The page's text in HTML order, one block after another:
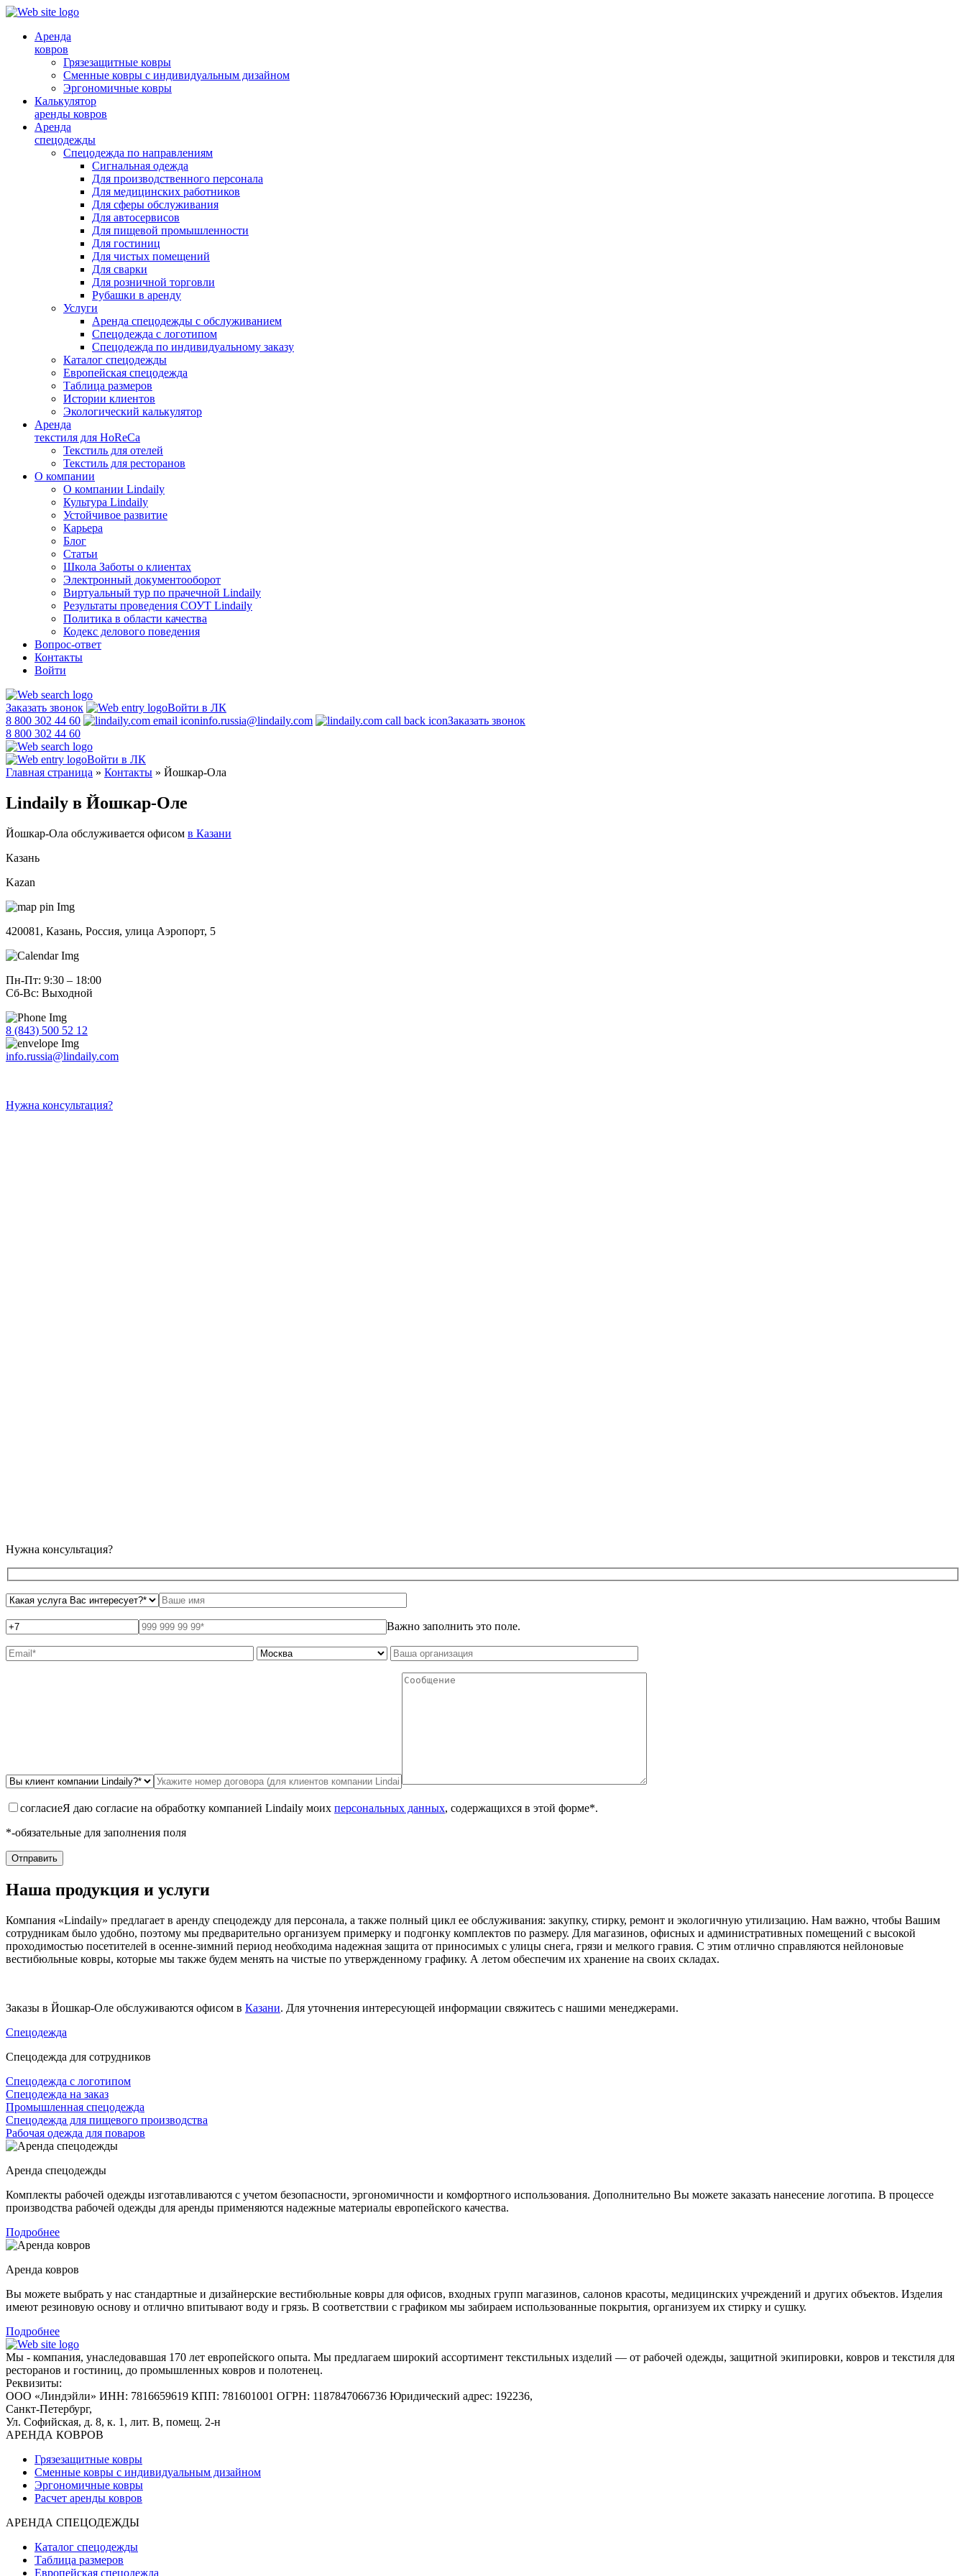
Аренда
ковров
Грязезащитные ковры
Сменные ковры с индивидуальным дизайном
Эргономичные ковры
Калькулятор
аренды ковров
Аренда
спецодежды
Спецодежда по направлениям
Сигнальная одежда
Для производственного персонала
Для медицинских работников
Для сферы обслуживания
Для автосервисов
Для пищевой промышленности
Для гостиниц
Для чистых помещений
Для сварки
Для розничной торговли
Рубашки в аренду
Услуги
Аренда спецодежды с обслуживанием
Спецодежда с логотипом
Спецодежда по индивидуальному заказу
Каталог спецодежды
Европейская спецодежда
Таблица размеров
Истории клиентов
Экологический калькулятор
Аренда
текстиля для HoReCa
Текстиль для отелей
Текстиль для ресторанов
О компании
О компании Lindaily
Культура Lindaily
Устойчивое развитие
Карьера
Блог
Статьи
Школа Заботы о клиентах
Электронный документооборот
Виртуальный тур по прачечной Lindaily
Результаты проведения СОУТ Lindaily
Политика в области качества
Кодекс делового поведения
Вопрос-ответ
Контакты
Войти
Заказать звонок
Войти в ЛК
8 800 302 44 60
info.russia@lindaily.com
Заказать звонок
8 800 302 44 60
Войти в ЛК
Главная страница » Контакты » Йошкар-Ола
Lindaily в Йошкар-Оле
Йошкар-Ола обслуживается офисом в Казани
Казань
Kazan
420081, Казань, Россия, улица Аэропорт, 5
Пн-Пт: 9:30 – 18:00
Сб-Вс: Выходной
8 (843) 500 52 12
info.russia@lindaily.com
Нужна консультация?
Нужна консультация?
Важно заполнить это поле.
согласиеЯ даю согласие на обработку компанией Lindaily моих персональных данных, содержащихся в этой форме*.
*-обязательные для заполнения поля
Наша продукция и услуги
Компания «Lindaily» предлагает в аренду спецодежду для персонала, а также полный цикл ее обслуживания: закупку, стирку, ремонт и экологичную утилизацию. Нам важно, чтобы Вашим
сотрудникам было удобно, поэтому мы предварительно организуем примерку и подгонку комплектов по размеру. Для магазинов, офисных и административных помещений с высокой
проходимостью посетителей в осенне-зимний период необходима надежная защита от приносимых с улицы снега, грязи и мелкого гравия. С этим отлично справляются нейлоновые
вестибюльные ковры, которые мы также будем менять на чистые по утвержденному графику. А летом обеспечим их хранение на своих складах.
Заказы в Йошкар-Оле обслуживаются офисом в Казани. Для уточнения интересующей информации свяжитесь с нашими менеджерами.
Спецодежда
Спецодежда для сотрудников
Спецодежда с логотипом
Спецодежда на заказ
Промышленная спецодежда
Спецодежда для пищевого производства
Рабочая одежда для поваров
Аренда спецодежды
Комплекты рабочей одежды изготавливаются с учетом безопасности, эргономичности и комфортного использования. Дополнительно Вы можете заказать нанесение логотипа. В процессе
производства рабочей одежды для аренды применяются надежные материалы европейского качества.
Подробнее
Аренда ковров
Вы можете выбрать у нас стандартные и дизайнерские вестибюльные ковры для офисов, входных групп магазинов, салонов красоты, медицинских учреждений и других объектов. Изделия
имеют резиновую основу и отлично впитывают воду и грязь. В соответствии с графиком мы забираем использованные покрытия, организуем их стирку и сушку.
Подробнее
Мы - компания, унаследовавшая 170 лет европейского опыта. Мы предлагаем широкий ассортимент текстильных изделий — от рабочей одежды, защитной экипировки, ковров и текстиля для
ресторанов и гостиниц, до промышленных ковров и полотенец.
Реквизиты:
ООО «Линдэйли» ИНН: 7816659619 КПП: 781601001 ОГРН: 1187847066736 Юридический адрес: 192236,
Санкт-Петербург,
Ул. Софийская, д. 8, к. 1, лит. В, помещ. 2-н
АРЕНДА КОВРОВ
Грязезащитные ковры
Сменные ковры с индивидуальным дизайном
Эргономичные ковры
Расчет аренды ковров
АРЕНДА СПЕЦОДЕЖДЫ
Каталог спецодежды
Таблица размеров
Европейская спецодежда